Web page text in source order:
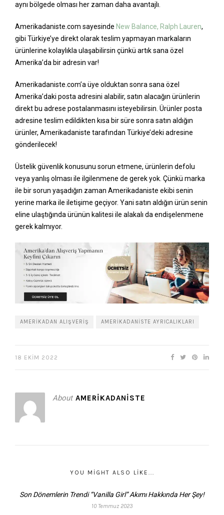
aynı bölgede olması her zaman daha avantajlı.
Amerikadaniste.com sayesinde New Balance, Ralph Lauren,
gibi Türkiye’ye direkt olarak teslim yapmayan markaların
ürünlerine kolaylıkla ulaşabilirsin çünkü artık sana özel
Amerika’da bir adresin var!
Amerikadaniste.com’a üye olduktan sonra sana özel
Amerika’daki posta adresini alabilir, satın alacağın ürünlerin
direkt bu adrese postalanmasını isteyebilirsin. Ürünler posta
adresine teslim edildikten kısa bir süre sonra satın aldığın
ürünler, Amerikadaniste tarafından Türkiye’deki adresine
gönderilecek!
Üstelik güvenlik konusunu sorun etmene, ürünlerin defolu
veya yanlış olması ile ilgilenmene de gerek yok. Çünkü marka
ile bir sorun yaşadığın zaman Amerikadaniste ekibi senin
yerine marka ile iletişime geçiyor. Yani satın aldığın ürün senin
eline ulaştığında ürünün kalitesi ile alakalı da endişelenmene
gerek kalmıyor.
AMERIKADAN ALIŞVERIŞ AMERIKADANISTE AYRICALIKLARI
18 EKIM 2022
About AMERIKADANISTE
YOU MIGHT ALSO LIKE...
Son Dönemlerin Trendi “Vanilla Girl” Akımı Hakkında Her Şey!
10 Temmuz 2023